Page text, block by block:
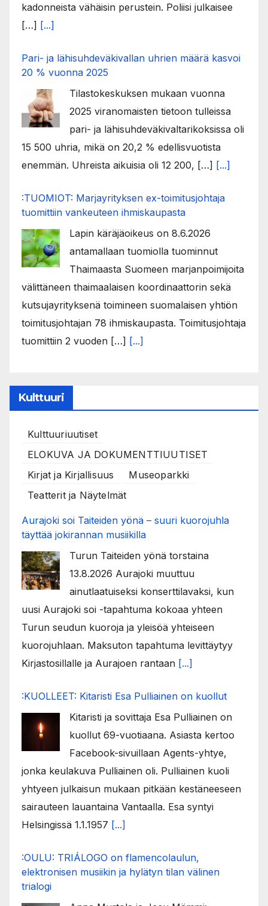
kadonneista vähäisin perustein. Poliisi julkaisee
[…] [...]
Pari- ja lähisuhdeväkivallan uhrien määrä kasvoi
20 % vuonna 2025
Tilastokeskuksen mukaan vuonna
2025 viranomaisten tietoon tulleissa
pari- ja lähisuhdeväkivaltarikoksissa oli
15 500 uhria, mikä on 20,2 % edellisvuotista
enemmän. Uhreista aikuisia oli 12 200, […] [...]
:TUOMIOT: Marjayrityksen ex-toimitusjohtaja
tuomittiin vankeuteen ihmiskaupasta
Lapin käräjäoikeus on 8.6.2026
antamallaan tuomiolla tuominnut
Thaimaasta Suomeen marjanpoimijoita
välittäneen thaimaalaisen koordinaattorin sekä
kutsujayrityksenä toimineen suomalaisen yhtiön
toimitusjohtajan 78 ihmiskaupasta. Toimitusjohtaja
tuomittiin 2 vuoden […] [...]
Kulttuuri
Kulttuuriuutiset
ELOKUVA JA DOKUMENTTIUUTISET
Kirjat ja Kirjallisuus
Museoparkki
Teatterit ja Näytelmät
Aurajoki soi Taiteiden yönä – suuri kuorojuhla
täyttää jokirannan musiikilla
Turun Taiteiden yönä torstaina
13.8.2026 Aurajoki muuttuu
ainutlaatuiseksi konserttilavaksi, kun
uusi Aurajoki soi -tapahtuma kokoaa yhteen
Turun seudun kuoroja ja yleisöä yhteiseen
kuorojuhlaan. Maksuton tapahtuma levittäytyy
Kirjastosillalle ja Aurajoen rantaan [...]
:KUOLLEET: Kitaristi Esa Pulliainen on kuollut
Kitaristi ja sovittaja Esa Pulliainen on
kuollut 69-vuotiaana. Asiasta kertoo
Facebook-sivuillaan Agents-yhtye,
jonka keulakuva Pulliainen oli. Pulliainen kuoli
yhtyeen julkaisun mukaan pitkään kestäneeseen
sairauteen lauantaina Vantaalla. Esa syntyi
Helsingissä 1.1.1957 [...]
:OULU: TRIÁLOGO on flamencolaulun,
elektronisen musiikin ja hylätyn tilan välinen
trialogi